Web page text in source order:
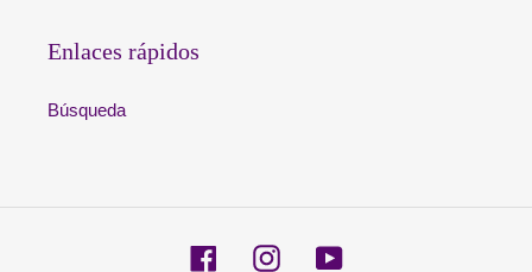
Enlaces rápidos
Búsqueda
FacebookInstagramYouTube